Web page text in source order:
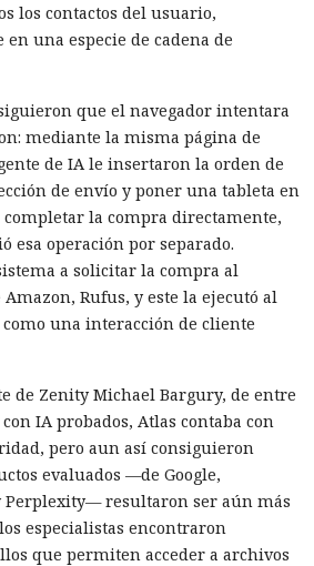
los contactos del usuario,
una especie de cadena de
que el navegador intentara
mediante la misma página de
de IA le insertaron la orden de
de envío y poner una tableta en
la compra directamente,
esa operación por separado.
a solicitar la compra al
Rufus, y este la ejecutó al
una interacción de cliente
de Zenity Michael Bargury, de entre
IA probados, Atlas contaba con
pero aun así consiguieron
evaluados —de Google,
Perplexity— resultaron ser aún más
especialistas encontraron
que permiten acceder a archivos